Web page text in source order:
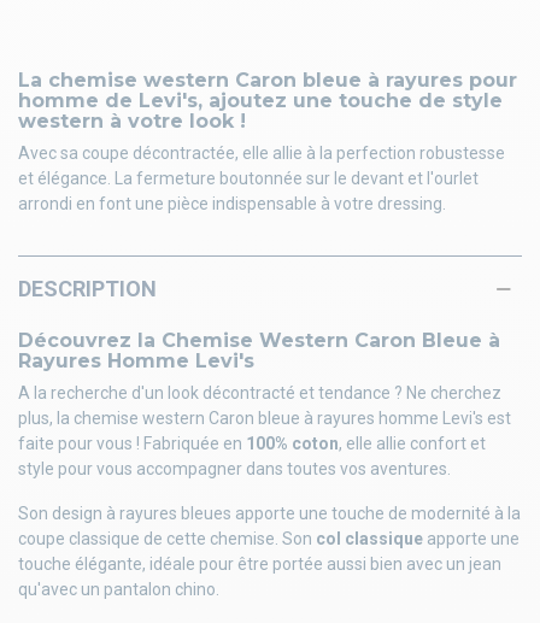
La chemise western Caron bleue à rayures pour
homme de Levi's, ajoutez une touche de style
western à votre look !
Avec sa coupe décontractée, elle allie à la perfection robustesse
et élégance. La fermeture boutonnée sur le devant et l'ourlet
arrondi en font une pièce indispensable à votre dressing.
DESCRIPTION
Découvrez la Chemise Western Caron Bleue à
Rayures Homme Levi's
A la recherche d'un look décontracté et tendance ? Ne cherchez
plus, la chemise western Caron bleue à rayures homme Levi's est
faite pour vous ! Fabriquée en 100% coton, elle allie confort et
style pour vous accompagner dans toutes vos aventures.
Son design à rayures bleues apporte une touche de modernité à la
coupe classique de cette chemise. Son col classique apporte une
touche élégante, idéale pour être portée aussi bien avec un jean
qu'avec un pantalon chino.